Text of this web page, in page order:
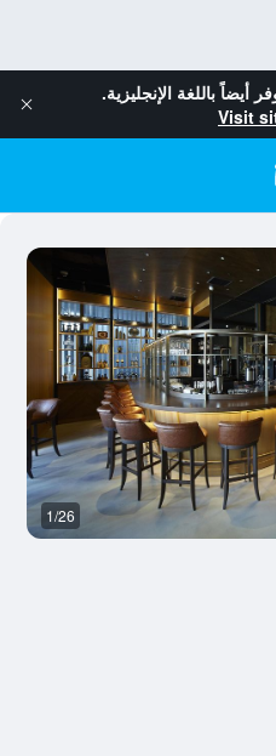
أيضاً باللغة الإنجليزية.
Visit
1/26